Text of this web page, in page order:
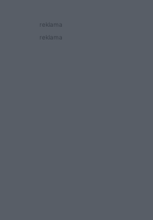
reklama
reklama